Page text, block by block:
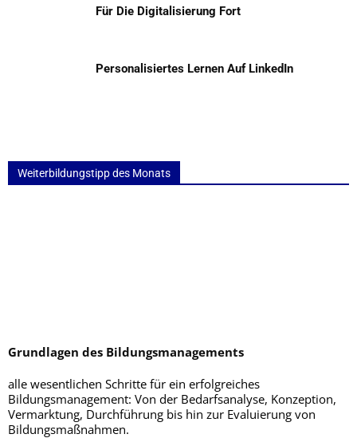
Für Die Digitalisierung Fort
Personalisiertes Lernen Auf LinkedIn
Weiterbildungstipp des Monats
Grundlagen des Bildungsmanagements
alle wesentlichen Schritte für ein erfolgreiches
Bildungsmanagement: Von der Bedarfsanalyse, Konzeption,
Vermarktung, Durchführung bis hin zur Evaluierung von
Bildungsmaßnahmen.